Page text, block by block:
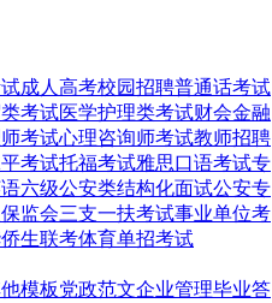
成人高考校园招聘普通话考试
考试医学护理类考试财会金融
考试心理咨询师考试教师招聘
考试托福考试雅思口语考试专
六级公安类结构化面试公安专
监会三支一扶考试事业单位考
生联考体育单招考试
模板党政范文企业管理毕业答